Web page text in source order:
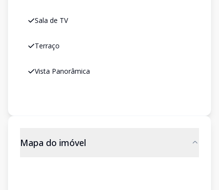
Sala de TV
Terraço
Vista Panorâmica
Mapa do imóvel